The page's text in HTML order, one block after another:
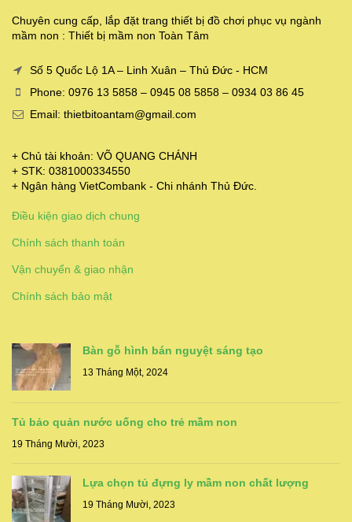
Chuyên cung cấp, lắp đặt trang thiết bị đồ chơi phục vụ ngành
mầm non : Thiết bị mầm non Toàn Tâm
Số 5 Quốc Lộ 1A – Linh Xuân – Thủ Đức - HCM
Phone: 0976 13 5858 – 0945 08 5858 – 0934 03 86 45
Email: thietbitoantam@gmail.com
+ Chủ tài khoản: VÕ QUANG CHÁNH
+ STK: 0381000334550
+ Ngân hàng VietCombank - Chi nhánh Thủ Đức.
Điều kiện giao dịch chung
Chính sách thanh toán
Vận chuyển & giao nhận
Chính sách bảo mật
Bàn gỗ hình bán nguyệt sáng tạo
13 Tháng Một, 2024
Tủ bảo quản nước uống cho trẻ mầm non
19 Tháng Mười, 2023
Lựa chọn tủ đựng ly mầm non chất lượng
19 Tháng Mười, 2023